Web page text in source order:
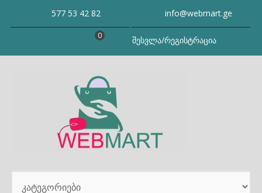
577 53 42 82 info@webmart.ge
შესვლა/რეგისტრაცია
0
SEARCH